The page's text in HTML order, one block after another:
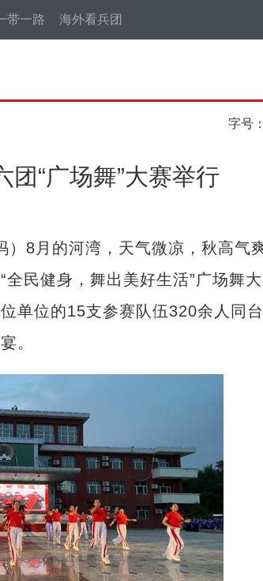
带一路 海外看兵团
字号：
“广场舞”大赛举行
8月的河湾，天气微凉，秋高气
民健身，舞出美好生活”广场舞
单位的15支参赛队伍320余人同
。